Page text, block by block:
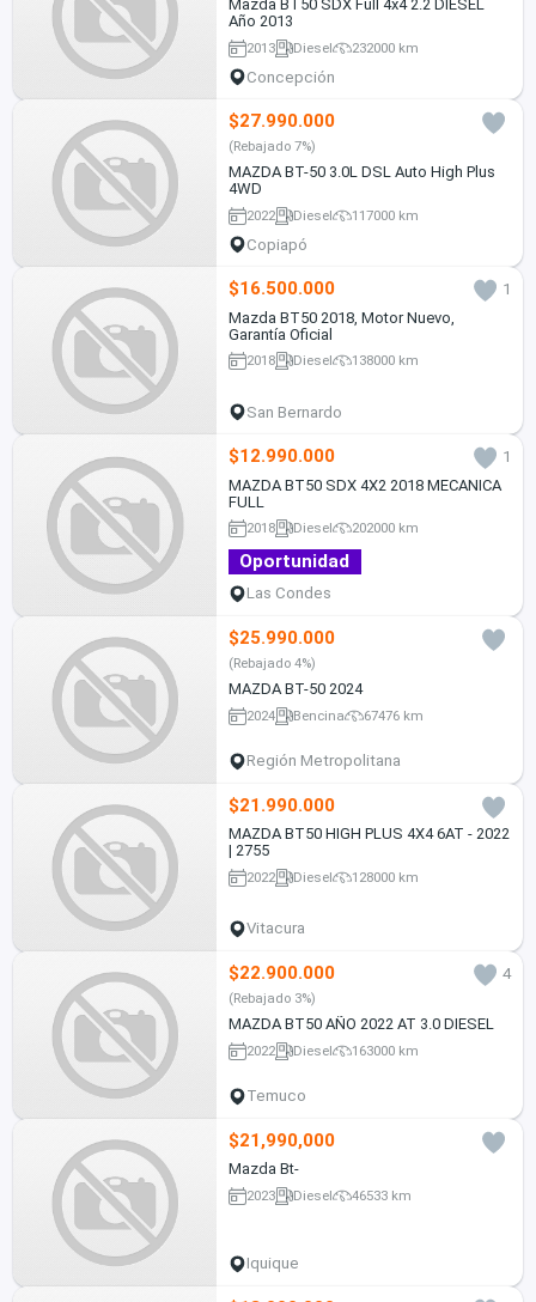
Mazda BT50 SDX Full 4x4 2.2 DIESEL
Año 2013
2013 Diesel 232000 km
Concepción
$27.990.000
(Rebajado 7%)
MAZDA BT-50 3.0L DSL Auto High Plus
4WD
2022 Diesel 117000 km
Copiapó
$16.500.000
1
Mazda BT50 2018, Motor Nuevo,
Garantía Oficial
2018 Diesel 138000 km
San Bernardo
$12.990.000
1
MAZDA BT50 SDX 4X2 2018 MECANICA
FULL
2018 Diesel 202000 km
Oportunidad
Las Condes
$25.990.000
(Rebajado 4%)
MAZDA BT-50 2024
2024 Bencina 67476 km
Región Metropolitana
$21.990.000
MAZDA BT50 HIGH PLUS 4X4 6AT - 2022
| 2755
2022 Diesel 128000 km
Vitacura
$22.900.000 4
(Rebajado 3%)
MAZDA BT50 AÑO 2022 AT 3.0 DIESEL
2022 Diesel 163000 km
Temuco
$21,990,000
Mazda Bt-
2023 Diesel 46533 km
Iquique